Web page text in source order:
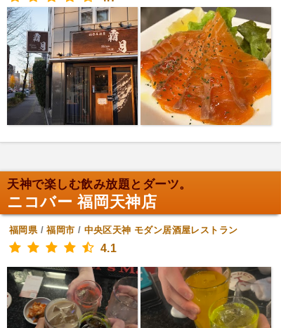
天神で楽しむ飲み放題とダーツ。
ニコバー 福岡天神店
福岡県/福岡市 / 中央区天神 モダン居酒屋レストラン
4.1